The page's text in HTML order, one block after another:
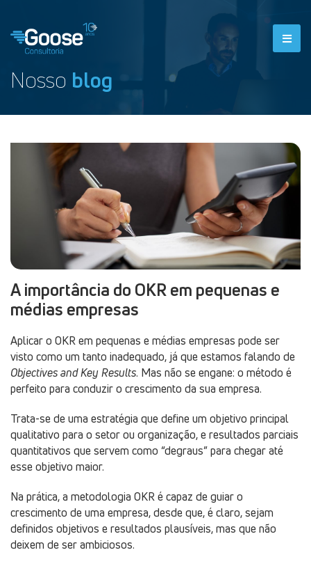
Nosso blog
A importância do OKR em pequenas e
médias empresas
Aplicar o OKR em pequenas e médias empresas pode ser
visto como um tanto inadequado, já que estamos falando de
Objectives and Key Results. Mas não se engane: o método é
perfeito para conduzir o crescimento da sua empresa.
Trata-se de uma estratégia que define um objetivo principal
qualitativo para o setor ou organização, e resultados parciais
quantitativos que servem como “degraus” para chegar até
esse objetivo maior.
Na prática, a metodologia OKR é capaz de guiar o
crescimento de uma empresa, desde que, é claro, sejam
definidos objetivos e resultados plausíveis, mas que não
deixem de ser ambiciosos.